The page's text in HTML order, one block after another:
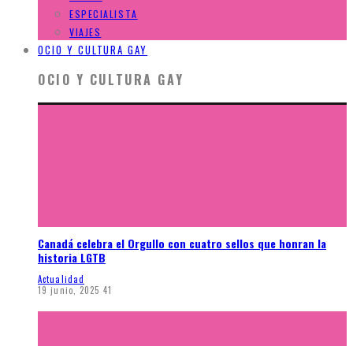
ESPECIALISTA
VIAJES
OCIO Y CULTURA GAY
OCIO Y CULTURA GAY
Canadá celebra el Orgullo con cuatro sellos que honran la
historia LGTB
Actualidad
19 junio, 2025 41